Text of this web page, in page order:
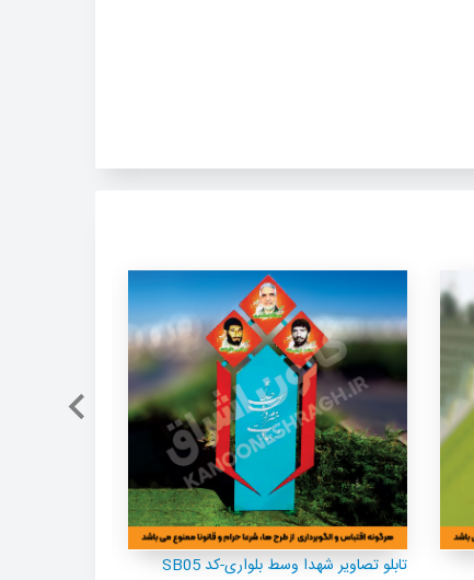
تابلو تصاویر شهدا وسط بلواری-کد SB18